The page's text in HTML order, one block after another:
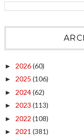
► 2026(60)
► 2025 (106)
► 2024(62)
► 2023 (113)
► 2022 (108)
► 2021 (381)